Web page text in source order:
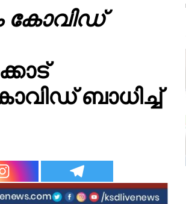
കോവിഡ്
ബാധിച്ച്